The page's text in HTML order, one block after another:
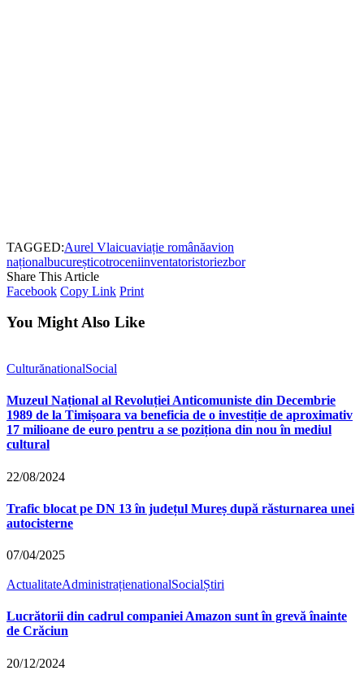
TAGGED:Aurel Vlaicuaviație românăavion
naționalbucureșticotroceniinventatoristoriezbor
Share This Article
Facebook Copy Link Print
You Might Also Like
CulturănationalSocial
Muzeul Național al Revoluției Anticomuniste din Decembrie
1989 de la Timișoara va beneficia de o investiție de aproximativ
17 milioane de euro pentru a se poziționa din nou în mediul
cultural
22/08/2024
Trafic blocat pe DN 13 în județul Mureș după răsturnarea unei
autocisterne
07/04/2025
ActualitateAdministrațienationalSocialȘtiri
Lucrătorii din cadrul companiei Amazon sunt în grevă înainte
de Crăciun
20/12/2024